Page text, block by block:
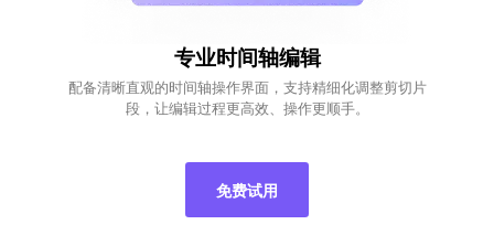
专业时间轴编辑
配备清晰直观的时间轴操作界面，支持精细化调整剪切片
段，让编辑过程更高效、操作更顺手。
免费试用